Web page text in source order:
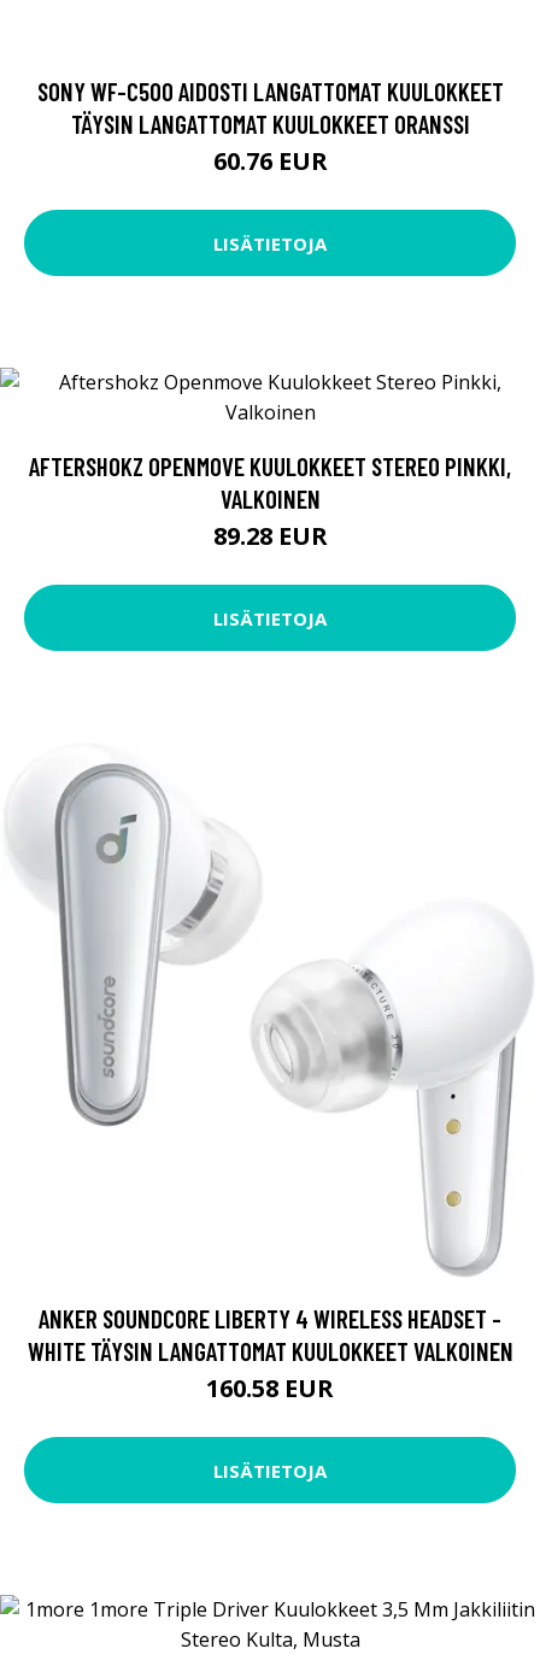
SONY WF-C500 AIDOSTI LANGATTOMAT KUULOKKEET
TÄYSIN LANGATTOMAT KUULOKKEET ORANSSI
60.76 EUR
LISÄTIETOJA
AFTERSHOKZ OPENMOVE KUULOKKEET STEREO PINKKI,
VALKOINEN
89.28 EUR
LISÄTIETOJA
ANKER SOUNDCORE LIBERTY 4 WIRELESS HEADSET -
WHITE TÄYSIN LANGATTOMAT KUULOKKEET VALKOINEN
160.58 EUR
LISÄTIETOJA